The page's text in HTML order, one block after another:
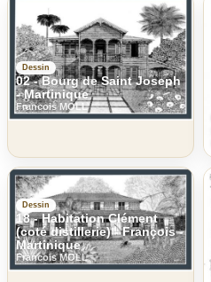
Dessin
02 - Bourg de Saint Joseph
- Martinique
Francois MOLL
Dessin
18 - Habitation Clément
(coté distillerie) - François -
Martinique
Francois MOLL